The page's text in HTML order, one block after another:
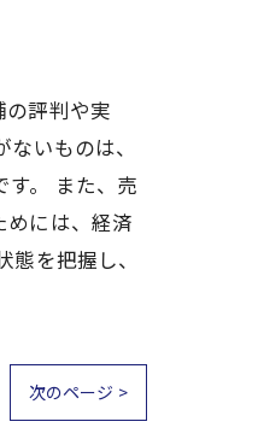
評判や実
いものは、
。 また、売
には、経済
を把握し、
次のページ >